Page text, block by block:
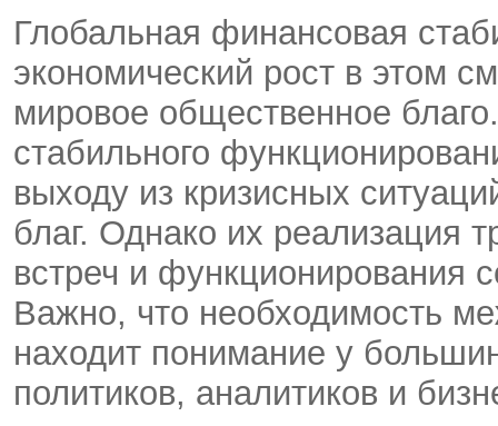
Глобальная финансовая
экономический рост в этом
мировое общественное
стабильного
выходу из кризисных
благ. Однако их реализация
встреч и функционирования
Важно, что необходимость
находит понимание у
политиков, аналитиков и